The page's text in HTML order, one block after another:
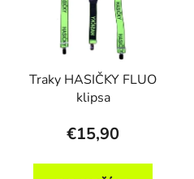
Traky HASIČKY FLUO
klipsa
€15,90